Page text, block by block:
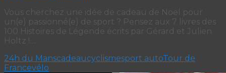
Vous cherchez une idée de cadeau de Noël pour
un(e) passionné(e) de sport ? Pensez aux 7 livres des
100 Histoires de Légende écrits par Gérard et Julien
Holtz !…
24h du Manscadeaucyclismesport autoTour de
Francevélo